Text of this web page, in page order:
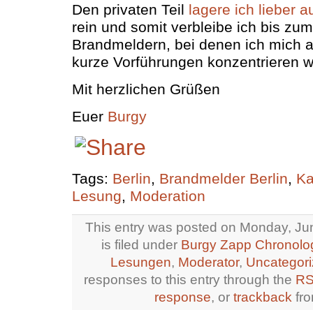
Den privaten Teil lagere ich lieber
rein und somit verbleibe ich bis
Brandmeldern, bei denen ich mich
kurze Vorführungen konzentrieren
Mit herzlichen Grüßen
Euer Burgy
Tags: Berlin, Brandmelder Berlin,
Lesung, Moderation
This entry was posted on Monday,
is filed under Burgy Zapp
Lesungen, Moderator,
responses to this entry through the
response, or trackback